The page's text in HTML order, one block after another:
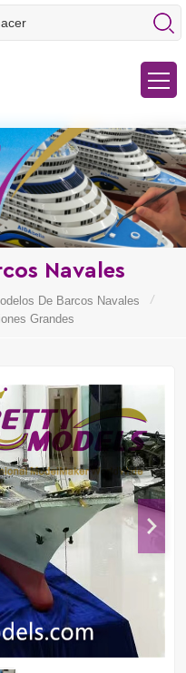
Navales
De Barcos Navales
/
Grandes